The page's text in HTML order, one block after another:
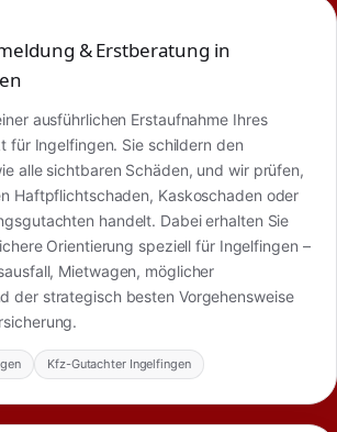
& Erstberatung in
ausführlichen Erstaufnahme Ihres
für Ingelfingen. Sie schildern den
alle sichtbaren Schäden, und wir prüfen,
Haftpflichtschaden, Kaskoschaden oder
handelt. Dabei erhalten Sie
Orientierung speziell für Ingelfingen –
Mietwagen, möglicher
der strategisch besten Vorgehensweise
Kfz-Gutachter Ingelfingen